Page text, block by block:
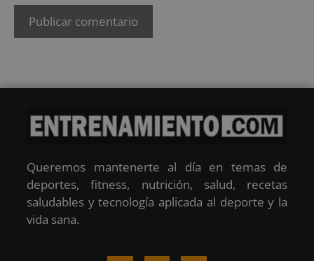
Queremos mantenerte al día en temas de
deportes, fitness, nutrición, salud, recetas
saludables y tecnología aplicada al deporte y la
vida sana.